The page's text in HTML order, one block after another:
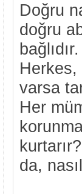
Doğru
doğru
Herkes,
varsa
Her
da,